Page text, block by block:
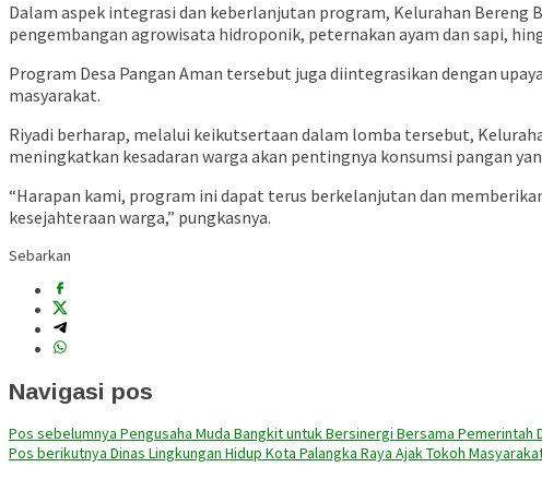
Dalam aspek integrasi dan keberlanjutan program, Kelurahan Bereng
pengembangan agrowisata hidroponik, peternakan ayam dan sapi,
Program Desa Pangan Aman tersebut juga diintegrasikan dengan
masyarakat.
Riyadi berharap, melalui keikutsertaan dalam lomba tersebut,
meningkatkan kesadaran warga akan pentingnya konsumsi pangan
“Harapan kami, program ini dapat terus berkelanjutan dan
kesejahteraan warga,” pungkasnya.
Sebarkan
Navigasi pos
Pos sebelumnya Pengusaha Muda Bangkit untuk Bersinergi Bersama Pemerintah
Pos berikutnya Dinas Lingkungan Hidup Kota Palangka Raya Ajak Tokoh